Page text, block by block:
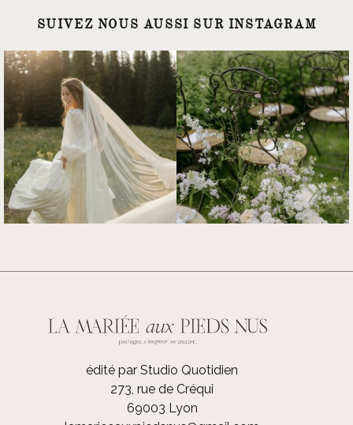
SUIVEZ NOUS AUSSI SUR INSTAGRAM
édité par Studio Quotidien
273, rue de Créqui
69003 Lyon